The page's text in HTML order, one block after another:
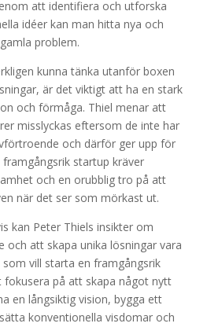
att identifiera och utforska
idéer kan man hitta nya och
problem.
kunna tänka utanför boxen
är det viktigt att ha en stark
och förmåga. Thiel menar att
misslyckas eftersom de inte har
och därför ger upp för
startup kräver
och en orubblig tro på att
när det ser som mörkast ut.
kan Peter Thiels insikter om
och att skapa unika lösningar vara
vill starta en framgångsrik
fokusera på att skapa något nytt
en långsiktig vision, bygga ett
konventionella visdomar och